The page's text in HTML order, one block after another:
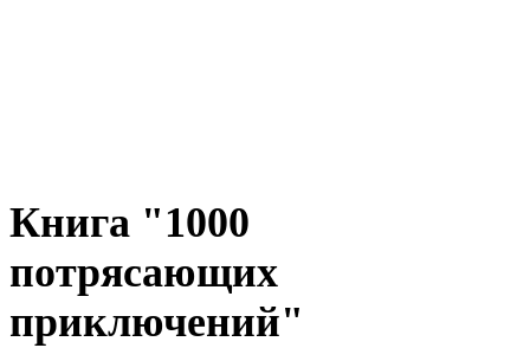
Книга "1000
потрясающих
приключений"